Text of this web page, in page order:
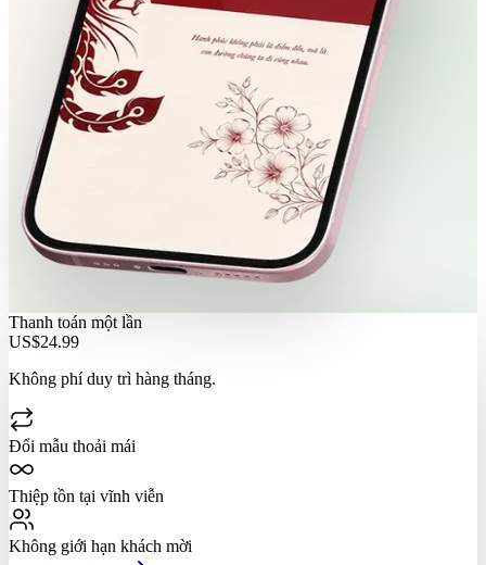
Thanh toán một lần
US$24.99
Không phí duy trì hàng tháng.
Đổi mẫu thoải mái
Thiệp tồn tại vĩnh viễn
Không giới hạn khách mời